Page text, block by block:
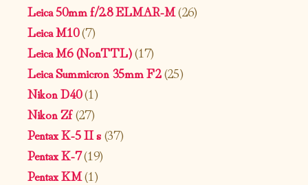
Leica 50mm f/2.8 ELMAR-M(26)
Leica M10(7)
Leica M6 (NonTTL)(17)
Leica Summicron 35mm F2(25)
Nikon D40(1)
Nikon Zf(27)
Pentax K-5 II s(37)
Pentax K-7(19)
Pentax KM(1)